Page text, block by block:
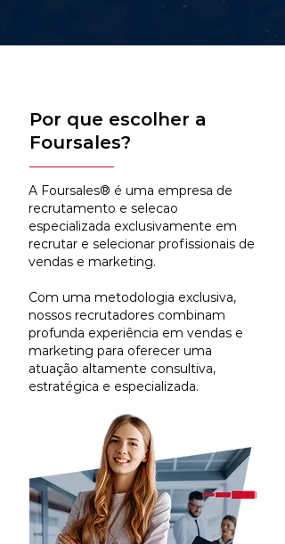
Por que escolher a
Foursales?
A Foursales® é uma empresa de
recrutamento e selecao
especializada exclusivamente em
recrutar e selecionar profissionais de
vendas e marketing.
Com uma metodologia exclusiva,
nossos recrutadores combinam
profunda experiência em vendas e
marketing para oferecer uma
atuação altamente consultiva,
estratégica e especializada.